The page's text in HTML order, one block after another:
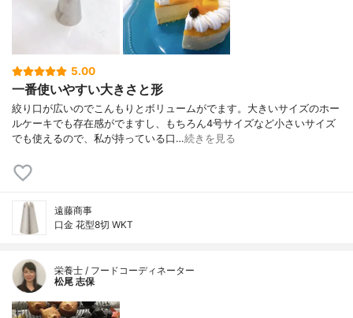
5.00
一番使いやすい大きさと形
絞り口が広いのでこんもりとボリュームがでます。大きいサイズのホー
ルケーキでも存在感がでますし、もちろん4号サイズなど小さいサイズ
でも使えるので、私が持っている口…続きを見る
遠藤商事
口金 花型8切 WKT
栄養士 / フードコーディネーター
松尾 志保